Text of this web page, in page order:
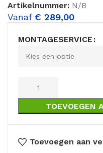
Artikelnummer: N/B
Vanaf € 289,00
MONTAGESERVICE
TOEVOEGEN
Toevoegen aan